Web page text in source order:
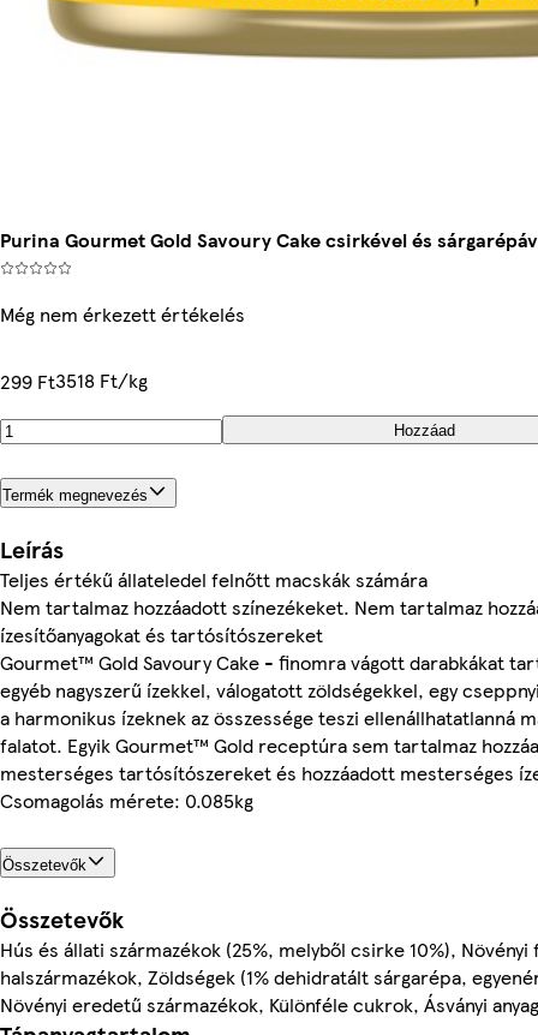
Purina Gourmet Gold Savoury Cake csirkével és
Még nem érkezett értékelés
299 Ft3518 Ft/kg
Hozzáad
Termék megnevezés
Leírás
Teljes értékű állateledel felnőtt macskák számára
Nem tartalmaz hozzáadott színezékeket. Nem tartalmaz
ízesítőanyagokat és tartósítószereket
Gourmet™ Gold Savoury Cake - finomra vágott darabkákat
egyéb nagyszerű ízekkel, válogatott zöldségekkel, egy
a harmonikus ízeknek az összessége teszi ellenállhatatlanná
falatot. Egyik Gourmet™ Gold receptúra sem tartalmaz
mesterséges tartósítószereket és hozzáadott mesterséges
Csomagolás mérete: 0.085kg
Összetevők
Összetevők
Hús és állati származékok (25%, melyből csirke 10%),
halszármazékok, Zöldségek (1% dehidratált sárgarépa,
Növényi eredetű származékok, Különféle cukrok, Ásványi